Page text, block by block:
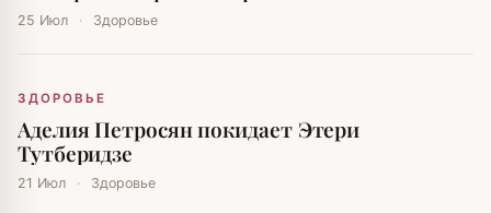
25 Июл · Здоровье
ЗДОРОВЬЕ
Аделия Петросян покидает Этери
Тутберидзе
21 Июл · Здоровье